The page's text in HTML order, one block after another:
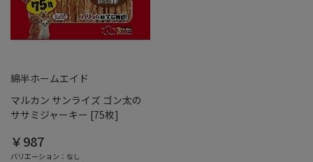
綿半ホームエイド
マルカン サンライズ ゴン太の
ササミジャーキー [75枚]
￥987
バリエーション：なし